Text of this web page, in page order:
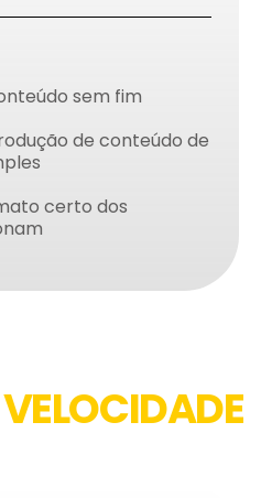
sem fim
de conteúdo de
certo dos